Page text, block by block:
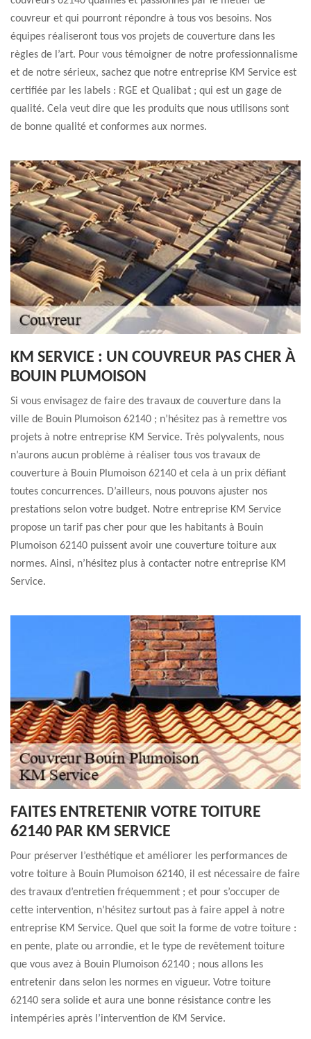
couvreur et qui pourront répondre à tous vos besoins. Nos
équipes réaliseront tous vos projets de couverture dans les
règles de l’art. Pour vous témoigner de notre professionnalisme
et de notre sérieux, sachez que notre entreprise KM Service est
certifiée par les labels : RGE et Qualibat ; qui est un gage de
qualité. Cela veut dire que les produits que nous utilisons sont
de bonne qualité et conformes aux normes.
KM SERVICE : UN COUVREUR PAS CHER À
BOUIN PLUMOISON
Si vous envisagez de faire des travaux de couverture dans la
ville de Bouin Plumoison 62140 ; n’hésitez pas à remettre vos
projets à notre entreprise KM Service. Très polyvalents, nous
n’aurons aucun problème à réaliser tous vos travaux de
couverture à Bouin Plumoison 62140 et cela à un prix défiant
toutes concurrences. D’ailleurs, nous pouvons ajuster nos
prestations selon votre budget. Notre entreprise KM Service
propose un tarif pas cher pour que les habitants à Bouin
Plumoison 62140 puissent avoir une couverture toiture aux
normes. Ainsi, n’hésitez plus à contacter notre entreprise KM
Service.
FAITES ENTRETENIR VOTRE TOITURE
62140 PAR KM SERVICE
Pour préserver l’esthétique et améliorer les performances de
votre toiture à Bouin Plumoison 62140, il est nécessaire de faire
des travaux d’entretien fréquemment ; et pour s’occuper de
cette intervention, n’hésitez surtout pas à faire appel à notre
entreprise KM Service. Quel que soit la forme de votre toiture :
en pente, plate ou arrondie, et le type de revêtement toiture
que vous avez à Bouin Plumoison 62140 ; nous allons les
entretenir dans selon les normes en vigueur. Votre toiture
62140 sera solide et aura une bonne résistance contre les
intempéries après l’intervention de KM Service.